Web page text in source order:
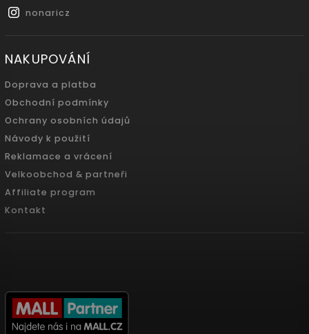
nonaricz
NAKUPOVÁNÍ
Doprava a platba
Obchodní podmínky
Ochrany osobních údajů
Návody k použití
Reklamace a vrácení
Velkoobchod & partneři
Affiliate program
Kontakt